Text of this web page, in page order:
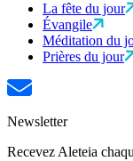
La fête du jour
Évangile
Méditation du
Prières du jour
Newsletter
Recevez Aleteia